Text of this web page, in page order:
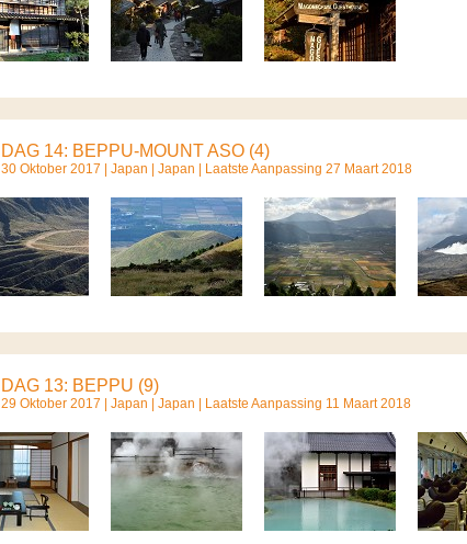
DAG 14: BEPPU-MOUNT ASO (4)
30 Oktober 2017 | Japan Japan | Laatste Aanpassing 27 Maart 2018
DAG 13: BEPPU (9)
29 Oktober 2017 | Japan Japan | Laatste Aanpassing 11 Maart 2018